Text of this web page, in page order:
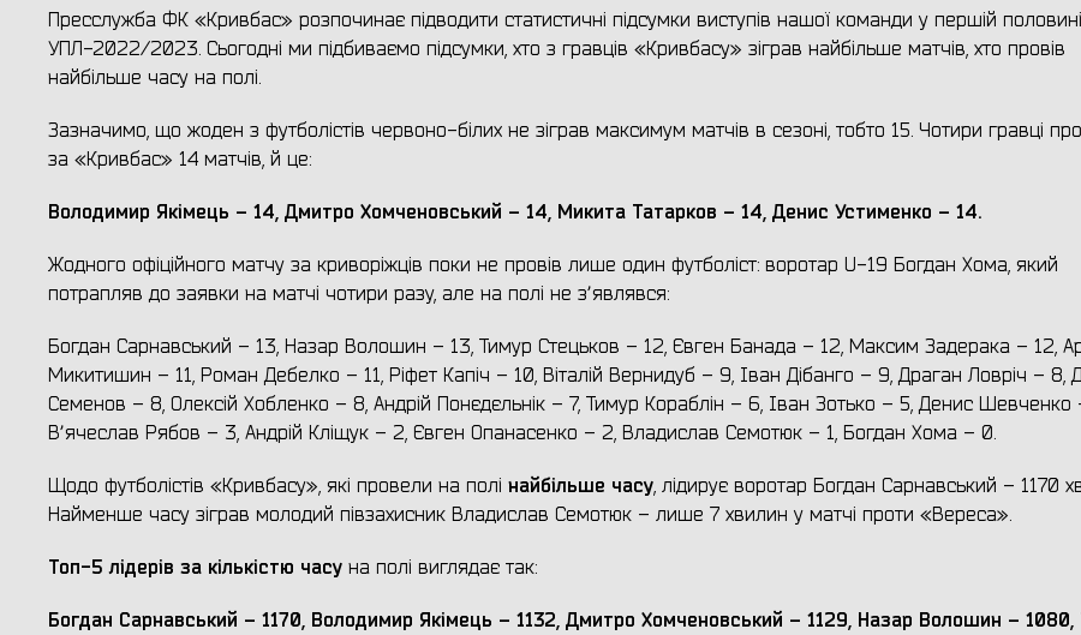
Пресслужба ФК «Кривбас» розпочинає підводити статистичні підсумки виступів нашої команди у першій
УПЛ-2022/2023. Сьогодні ми підбиваємо підсумки, хто з гравців «Кривбасу» зіграв найбільше матчів, хто провів
найбільше часу на полі.
Зазначимо, що жоден з футболістів червоно-білих не зіграв максимум матчів в сезоні, тобто 15. Чотири гравці
за «Кривбас» 14 матчів, й це:
Володимир Якімець – 14, Дмитро Хомченовський – 14, Микита Татарков – 14, Денис Устименко – 14.
Жодного офіційного матчу за криворіжців поки не провів лише один футболіст: воротар U-19 Богдан Хома, який
потрапляв до заявки на матчі чотири разу, але на полі не зʼявлявся:
Богдан Сарнавський – 13, Назар Волошин – 13, Тимур Стецьков – 12, Євген Банада – 12, Максим Задерака – 12,
Микитишин – 11, Роман Дебелко – 11, Ріфет Капіч – 10, Віталій Вернидуб – 9, Іван Дібанго – 9, Драган Ловріч – 8,
Семенов – 8, Олексій Хобленко – 8, Андрій Понєдєльнік – 7, Тимур Кораблін – 6, Іван Зотько – 5, Денис Шевченко
Вʼячеслав Рябов – 3, Андрій Кліщук – 2, Євген Опанасенко – 2, Владислав Семотюк – 1, Богдан Хома – 0.
Щодо футболістів «Кривбасу», які провели на полі найбільше часу, лідирує воротар Богдан Сарнавський – 1170
Найменше часу зіграв молодий півзахисник Владислав Семотюк – лише 7 хвилин у матчі проти «Вереса».
Топ-5 лідерів за кількістю часу на полі виглядає так:
Богдан Сарнавський – 1170, Володимир Якімець – 1132, Дмитро Хомченовський – 1129, Назар Волошин – 1080,